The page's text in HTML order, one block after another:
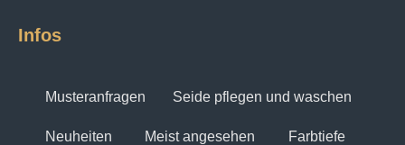
Infos
Musteranfragen Seide pflegen und waschen
Neuheiten Meist angesehen Farbtiefe